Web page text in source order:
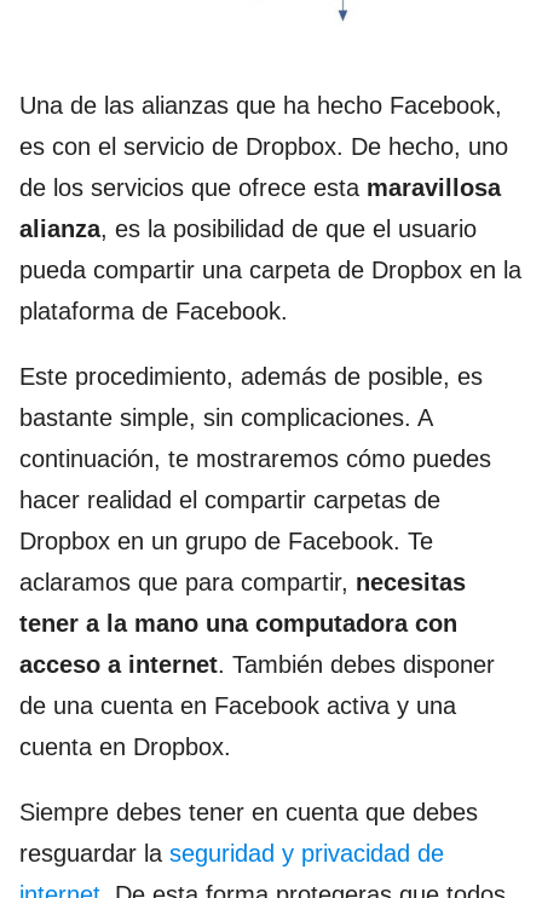
Una de las alianzas que ha hecho Facebook,
es con el servicio de Dropbox. De hecho, uno
de los servicios que ofrece esta maravillosa
alianza, es la posibilidad de que el usuario
pueda compartir una carpeta de Dropbox en la
plataforma de Facebook.
Este procedimiento, además de posible, es
bastante simple, sin complicaciones. A
continuación, te mostraremos cómo puedes
hacer realidad el compartir carpetas de
Dropbox en un grupo de Facebook. Te
aclaramos que para compartir, necesitas
tener a la mano una computadora con
acceso a internet. También debes disponer
de una cuenta en Facebook activa y una
cuenta en Dropbox.
Siempre debes tener en cuenta que debes
resguardar la seguridad y privacidad de